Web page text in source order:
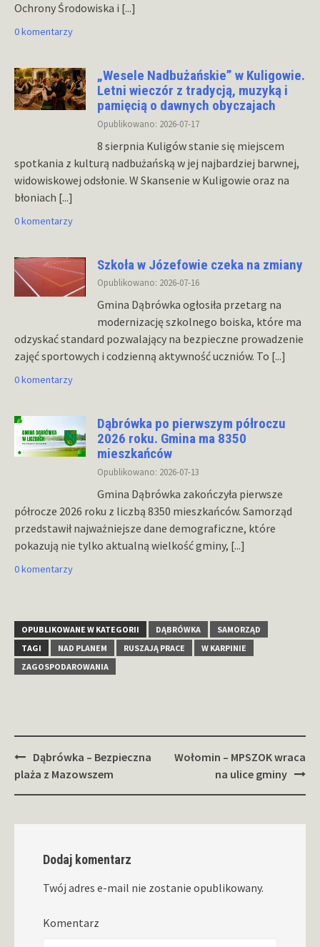
Ochrony Środowiska i [...]
0 komentarzy
„Wesele Nadbużańskie” w Kuligowie.
Letni wieczór z tradycją, muzyką i
pamięcią o dawnych obyczajach
Opublikowano: 2026-07-17
8 sierpnia Kuligów stanie się miejscem
spotkania z kulturą nadbużańską w jej najbardziej barwnej,
widowiskowej odsłonie. W Skansenie w Kuligowie oraz na
błoniach [...]
0 komentarzy
Szkoła w Józefowie czeka na zmiany
Opublikowano: 2026-07-16
Gmina Dąbrówka ogłosiła przetarg na
modernizację szkolnego boiska, które ma
odzyskać standard pozwalający na bezpieczne prowadzenie
zajęć sportowych i codzienną aktywność uczniów. To [...]
0 komentarzy
Dąbrówka po pierwszym półroczu
2026 roku. Gmina ma 8350
mieszkańców
Opublikowano: 2026-07-13
Gmina Dąbrówka zakończyła pierwsze
półrocze 2026 roku z liczbą 8350 mieszkańców. Samorząd
przedstawił najważniejsze dane demograficzne, które
pokazują nie tylko aktualną wielkość gminy, [...]
0 komentarzy
OPUBLIKOWANE W KATEGORII DĄBRÓWKA
SAMORZĄD
TAGI
NAD PLANEM RUSZAJĄ PRACE
W KARPINIE
ZAGOSPODAROWANIA
Zobacz
wpisy
Dąbrówka – Bezpieczna
plaża z Mazowszem
Wołomin – MPSZOK wraca
na ulice gminy
Dodaj komentarz
Twój adres e-mail nie zostanie opublikowany.
Komentarz